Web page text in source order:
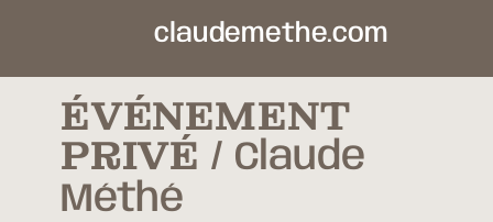
claudemethe.com
ÉVÉNEMENT
PRIVÉ
Claude
Méthé